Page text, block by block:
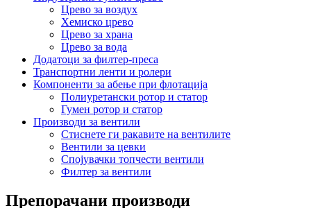
Црево за воздух
Хемиско црево
Црево за храна
Црево за вода
Додатоци за филтер-преса
Транспортни ленти и ролери
Компоненти за абење при флотација
Полиуретански ротор и статор
Гумен ротор и статор
Производи за вентили
Стиснете ги ракавите на вентилите
Вентили за цевки
Спојувачки топчести вентили
Филтер за вентили
Препорачани производи